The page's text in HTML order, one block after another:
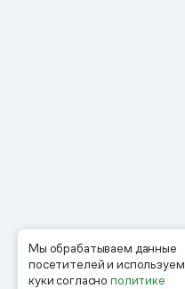
Мы обрабатываем данные
посетителей и используем
куки согласнополитике